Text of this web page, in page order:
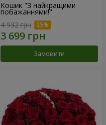
Кошик "З найкращими
побажаннями!"
4 932 грн
Замовити